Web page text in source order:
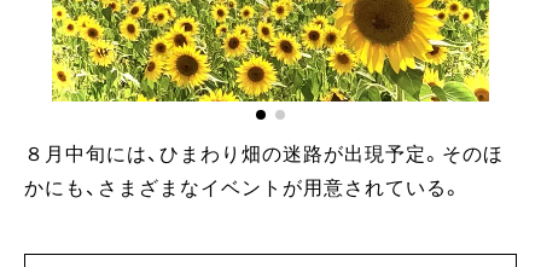
８月中旬には、ひまわり畑の迷路が出現予定。そのほ
かにも、さまざまなイベントが用意されている。